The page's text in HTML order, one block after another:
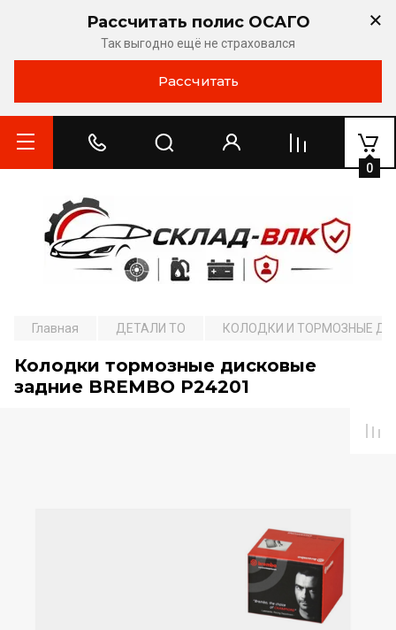
Рассчитать полис ОСАГО
Так выгодно ещё не страховался
Рассчитать
0
Главная ДЕТАЛИ ТО КОЛОДКИ И ТОРМОЗНЫЕ
Колодки тормозные дисковые
задние BREMBO P24201